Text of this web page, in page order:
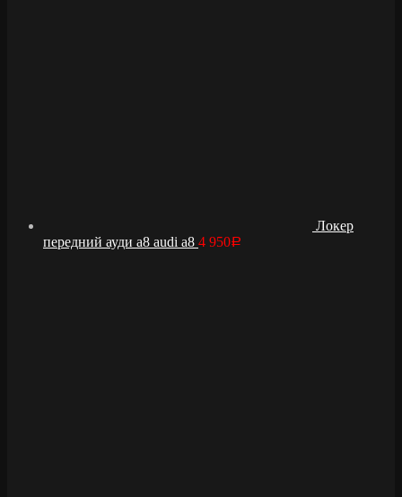
Локер
передний ауди а8 audi a8 4 950Р